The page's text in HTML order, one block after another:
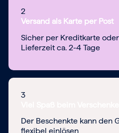
2
Versand als Karte per Post
Sicher per Kreditkarte oder
Lieferzeit ca. 2-4 Tage
3
Der Beschenkte kann den
flexibel einlösen